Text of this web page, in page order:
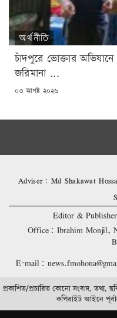
অর্থনীতি
চাঁদপুরে ভোক্তার
জরিমানা ...
POSTED
০৩ আগষ্ট ২০২৬
Adviser: Md Shakawat
Editor &
Office: Ibrahim Monjil,
E-mail:
প্রকাশিত/প্রচারিত কোনো সংবাদ, তথ্য,
কপিরাইট আইনে